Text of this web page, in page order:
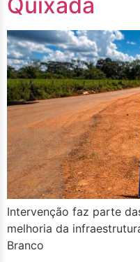
Intervenção faz parte
melhoria da
Branco